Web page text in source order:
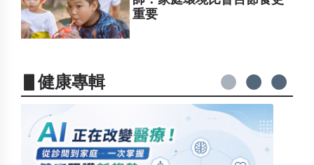
重要
▋健康專輯